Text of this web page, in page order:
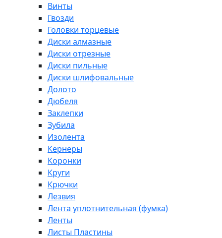
Винты
Гвозди
Головки торцевые
Диски алмазные
Диски отрезные
Диски пильные
Диски шлифовальные
Долото
Дюбеля
Заклепки
Зубила
Изолента
Кернеры
Коронки
Круги
Крючки
Лезвия
Лента уплотнительная (фумка)
Ленты
Листы Пластины